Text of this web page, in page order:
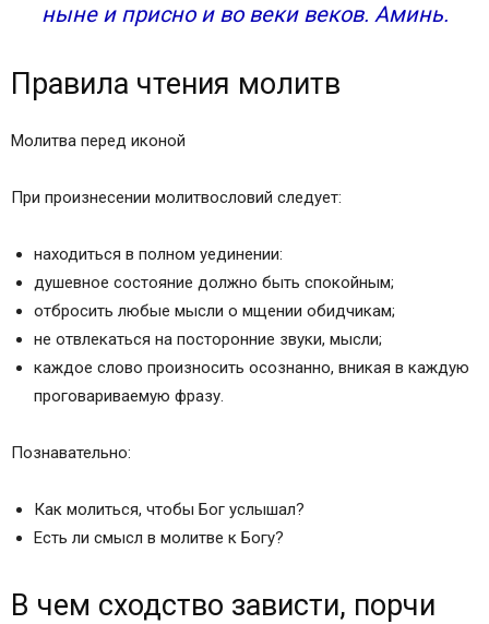
ныне и присно и во веки веков. Аминь.
Правила чтения молитв
Молитва перед иконой
При произнесении молитвословий следует:
находиться в полном уединении:
душевное состояние должно быть спокойным;
отбросить любые мысли о мщении обидчикам;
не отвлекаться на посторонние звуки, мысли;
каждое слово произносить осознанно, вникая в каждую
проговариваемую фразу.
Познавательно:
Как молиться, чтобы Бог услышал?
Есть ли смысл в молитве к Богу?
В чем сходство зависти, порчи